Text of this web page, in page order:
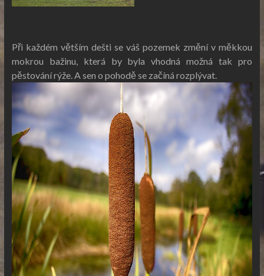
Při každém větším dešti se váš pozemek změní v měkkou
mokrou bažinu, která by byla vhodná možná tak pro
pěstování rýže. A sen o pohodě se začíná rozplývat.